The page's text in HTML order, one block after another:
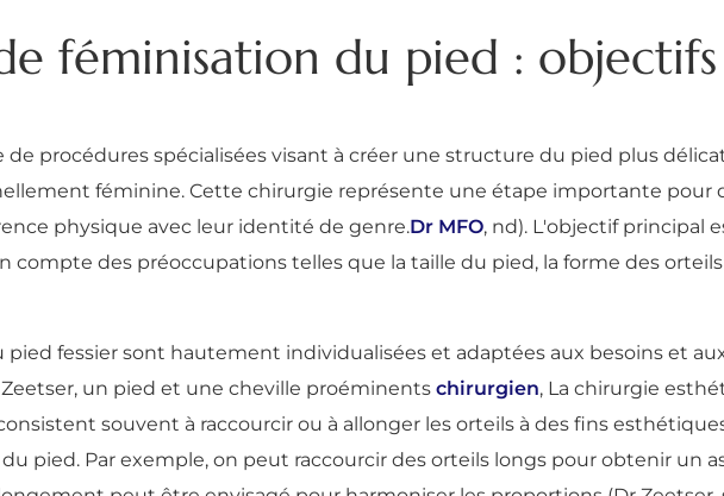
féminisation du pied :
procédures spécialisées visant à créer une structure du pied plus
féminine. Cette chirurgie représente une étape importante pour
physique avec leur identité de genre.Dr MFO, nd). L'objectif principal
des préoccupations telles que la taille du pied, la forme des
fessier sont hautement individualisées et adaptées aux besoins et
un pied et une cheville proéminents chirurgien, La chirurgie
souvent à raccourcir ou à allonger les orteils à des fins
pied. Par exemple, on peut raccourcir des orteils longs pour obtenir un